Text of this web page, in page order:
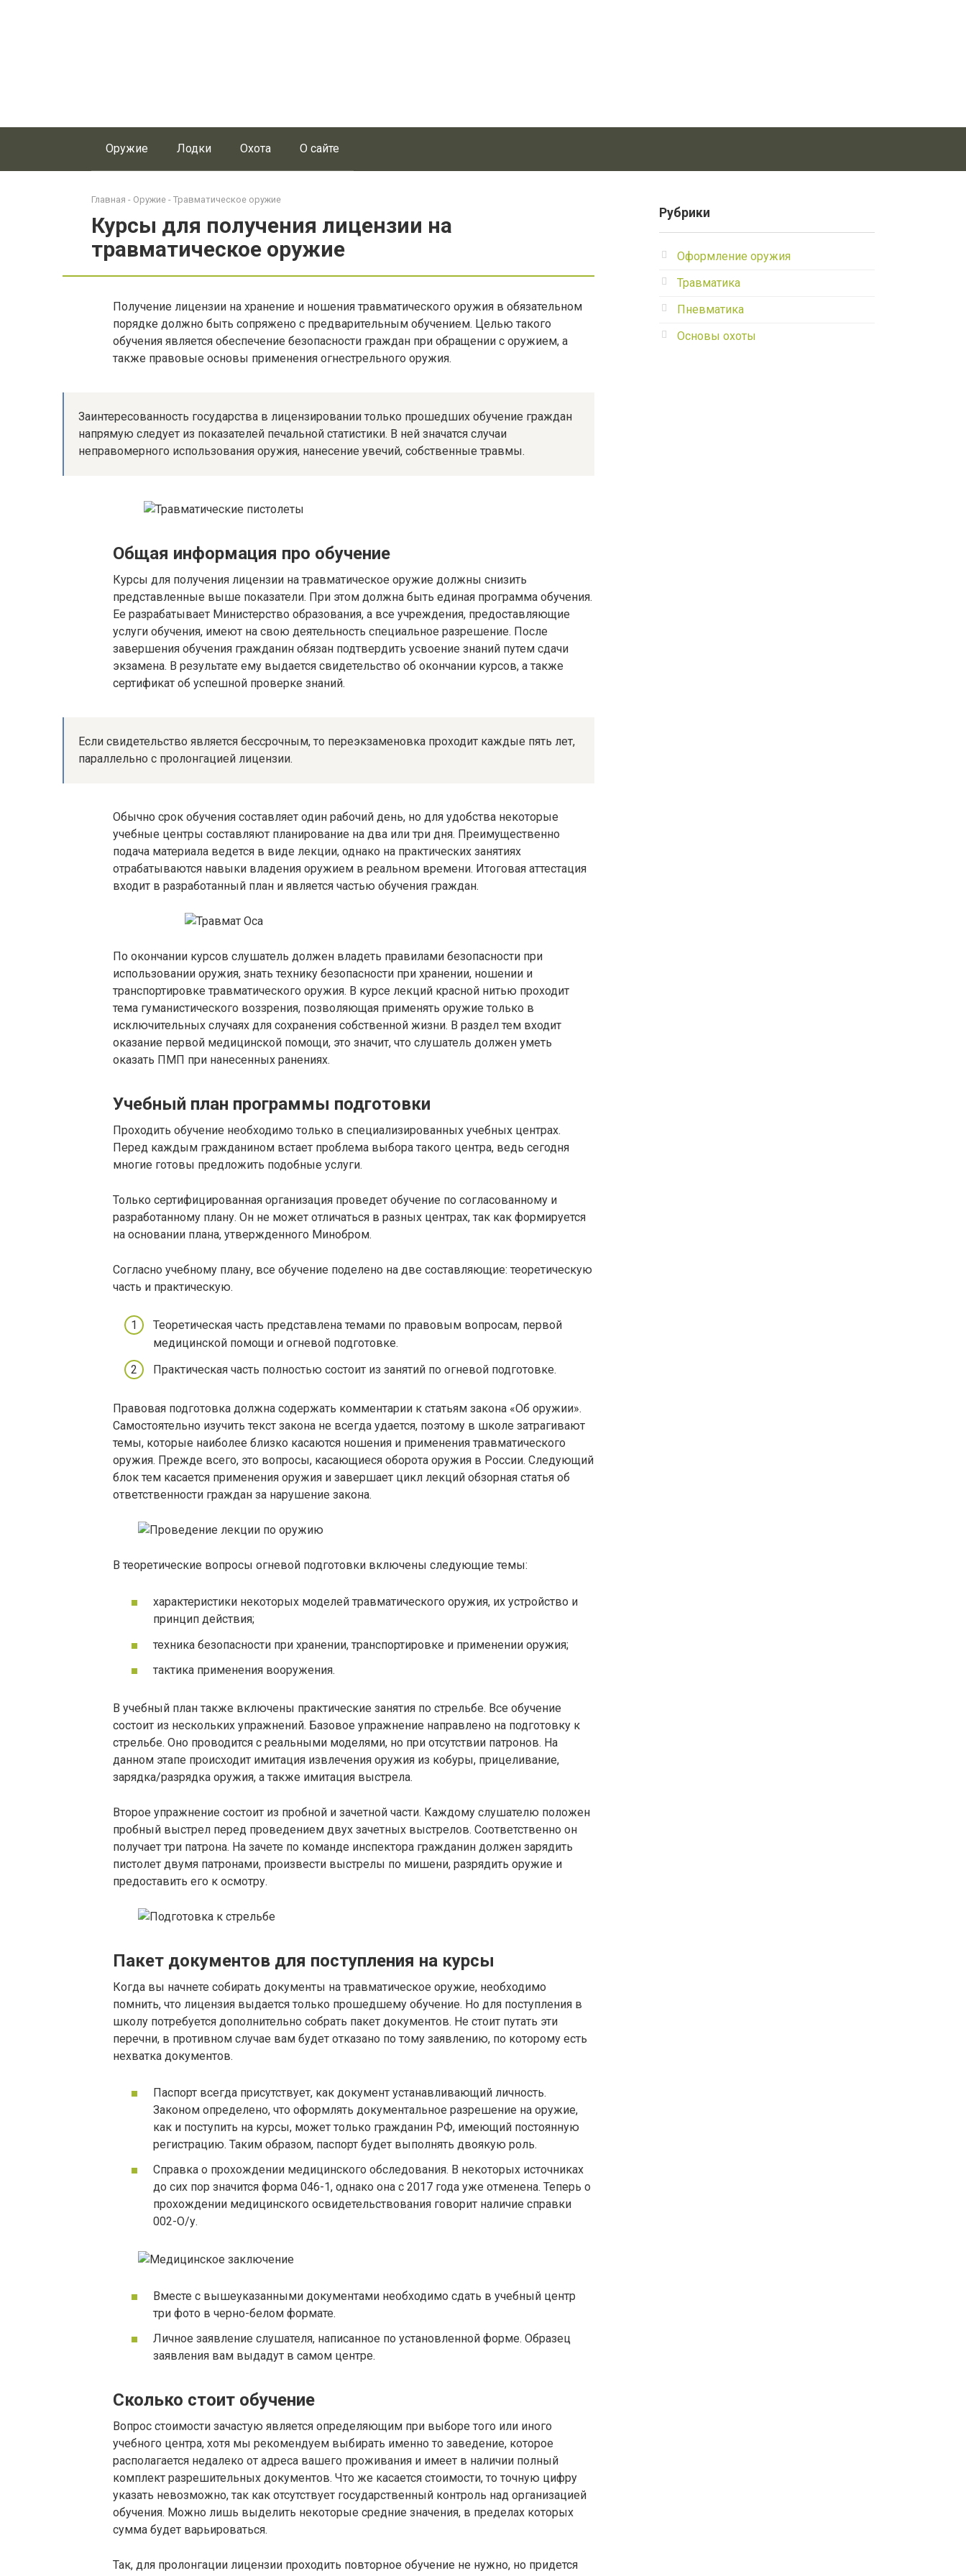
Оружие Лодки Охота О сайте
Главная - Оружие - Травматическое оружие
Курсы для получения лицензии на
травматическое оружие
Получение лицензии на хранение и ношения травматического оружия в обязательном
порядке должно быть сопряжено с предварительным обучением. Целью такого
обучения является обеспечение безопасности граждан при обращении с оружием, а
также правовые основы применения огнестрельного оружия.
Заинтересованность государства в лицензировании только прошедших обучение граждан
напрямую следует из показателей печальной статистики. В ней значатся случаи
неправомерного использования оружия, нанесение увечий, собственные травмы.
Общая информация про обучение
Курсы для получения лицензии на травматическое оружие должны снизить
представленные выше показатели. При этом должна быть единая программа обучения.
Ее разрабатывает Министерство образования, а все учреждения, предоставляющие
услуги обучения, имеют на свою деятельность специальное разрешение. После
завершения обучения гражданин обязан подтвердить усвоение знаний путем сдачи
экзамена. В результате ему выдается свидетельство об окончании курсов, а также
сертификат об успешной проверке знаний.
Если свидетельство является бессрочным, то переэкзаменовка проходит каждые пять лет,
параллельно с пролонгацией лицензии.
Обычно срок обучения составляет один рабочий день, но для удобства некоторые
учебные центры составляют планирование на два или три дня. Преимущественно
подача материала ведется в виде лекции, однако на практических занятиях
отрабатываются навыки владения оружием в реальном времени. Итоговая аттестация
входит в разработанный план и является частью обучения граждан.
По окончании курсов слушатель должен владеть правилами безопасности при
использовании оружия, знать технику безопасности при хранении, ношении и
транспортировке травматического оружия. В курсе лекций красной нитью проходит
тема гуманистического воззрения, позволяющая применять оружие только в
исключительных случаях для сохранения собственной жизни. В раздел тем входит
оказание первой медицинской помощи, это значит, что слушатель должен уметь
оказать ПМП при нанесенных ранениях.
Учебный план программы подготовки
Проходить обучение необходимо только в специализированных учебных центрах.
Перед каждым гражданином встает проблема выбора такого центра, ведь сегодня
многие готовы предложить подобные услуги.
Только сертифицированная организация проведет обучение по согласованному и
разработанному плану. Он не может отличаться в разных центрах, так как формируется
на основании плана, утвержденного Минобром.
Согласно учебному плану, все обучение поделено на две составляющие: теоретическую
часть и практическую.
Теоретическая часть представлена темами по правовым вопросам, первой
медицинской помощи и огневой подготовке.
Практическая часть полностью состоит из занятий по огневой подготовке.
Правовая подготовка должна содержать комментарии к статьям закона «Об оружии».
Самостоятельно изучить текст закона не всегда удается, поэтому в школе затрагивают
темы, которые наиболее близко касаются ношения и применения травматического
оружия. Прежде всего, это вопросы, касающиеся оборота оружия в России. Следующий
блок тем касается применения оружия и завершает цикл лекций обзорная статья об
ответственности граждан за нарушение закона.
В теоретические вопросы огневой подготовки включены следующие темы:
характеристики некоторых моделей травматического оружия, их устройство и
принцип действия;
техника безопасности при хранении, транспортировке и применении оружия;
тактика применения вооружения.
В учебный план также включены практические занятия по стрельбе. Все обучение
состоит из нескольких упражнений. Базовое упражнение направлено на подготовку к
стрельбе. Оно проводится с реальными моделями, но при отсутствии патронов. На
данном этапе происходит имитация извлечения оружия из кобуры, прицеливание,
зарядка/разрядка оружия, а также имитация выстрела.
Второе упражнение состоит из пробной и зачетной части. Каждому слушателю положен
пробный выстрел перед проведением двух зачетных выстрелов. Соответственно он
получает три патрона. На зачете по команде инспектора гражданин должен зарядить
пистолет двумя патронами, произвести выстрелы по мишени, разрядить оружие и
предоставить его к осмотру.
Пакет документов для поступления на курсы
Когда вы начнете собирать документы на травматическое оружие, необходимо
помнить, что лицензия выдается только прошедшему обучение. Но для поступления в
школу потребуется дополнительно собрать пакет документов. Не стоит путать эти
перечни, в противном случае вам будет отказано по тому заявлению, по которому есть
нехватка документов.
Паспорт всегда присутствует, как документ устанавливающий личность.
Законом определено, что оформлять документальное разрешение на оружие,
как и поступить на курсы, может только гражданин РФ, имеющий постоянную
регистрацию. Таким образом, паспорт будет выполнять двоякую роль.
Справка о прохождении медицинского обследования. В некоторых источниках
до сих пор значится форма 046-1, однако она с 2017 года уже отменена. Теперь о
прохождении медицинского освидетельствования говорит наличие справки
002-О/у.
Вместе с вышеуказанными документами необходимо сдать в учебный центр
три фото в черно-белом формате.
Личное заявление слушателя, написанное по установленной форме. Образец
заявления вам выдадут в самом центре.
Сколько стоит обучение
Вопрос стоимости зачастую является определяющим при выборе того или иного
учебного центра, хотя мы рекомендуем выбирать именно то заведение, которое
располагается недалеко от адреса вашего проживания и имеет в наличии полный
комплект разрешительных документов. Что же касается стоимости, то точную цифру
указать невозможно, так как отсутствует государственный контроль над организацией
обучения. Можно лишь выделить некоторые средние значения, в пределах которых
сумма будет варьироваться.
Так, для пролонгации лицензии проходить повторное обучение не нужно, но придется
Рубрики
Оформление оружия
Травматика
Пневматика
Основы охоты